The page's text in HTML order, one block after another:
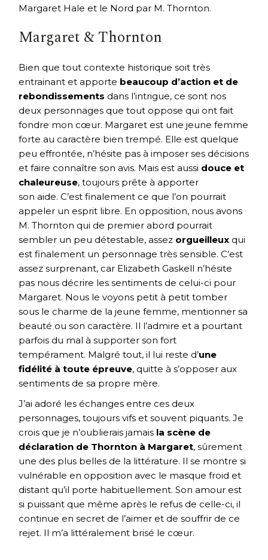
Margaret Hale et le Nord par M. Thornton.
Margaret & Thornton
Bien que tout contexte historique soit très
entrainant et apporte beaucoup d’action et de
rebondissements dans l’intrigue, ce sont nos
deux personnages que tout oppose qui ont fait
fondre mon cœur. Margaret est une jeune femme
forte au caractère bien trempé. Elle est quelque
peu effrontée, n’hésite pas à imposer ses décisions
et faire connaître son avis. Mais est aussi douce et
chaleureuse, toujours prête à apporter
son aide. C’est finalement ce que l’on pourrait
appeler un esprit libre. En opposition, nous avons
M. Thornton qui de premier abord pourrait
sembler un peu détestable, assez orgueilleux qui
est finalement un personnage très sensible. C’est
assez surprenant, car Elizabeth Gaskell n’hésite
pas nous décrire les sentiments de celui-ci pour
Margaret. Nous le voyons petit à petit tomber
sous le charme de la jeune femme, mentionner sa
beauté ou son caractère. Il l’admire et a pourtant
parfois du mal à supporter son fort
tempérament. Malgré tout, il lui reste d’une
fidélité à toute épreuve, quitte à s’opposer aux
sentiments de sa propre mère.
J’ai adoré les échanges entre ces deux
personnages, toujours vifs et souvent piquants. Je
crois que je n’oublierais jamais la scène de
déclaration de Thornton à Margaret, sûrement
une des plus belles de la littérature. Il se montre si
vulnérable en opposition avec le masque froid et
distant qu’il porte habituellement. Son amour est
si puissant que même après le refus de celle-ci, il
continue en secret de l’aimer et de souffrir de ce
rejet. Il m’a littéralement brisé le cœur.